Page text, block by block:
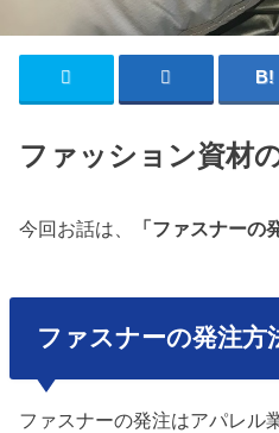
ファッション資材
今回お話は、 「ファスナーの
ファスナーの発注方
ファスナーの発注はアパレル